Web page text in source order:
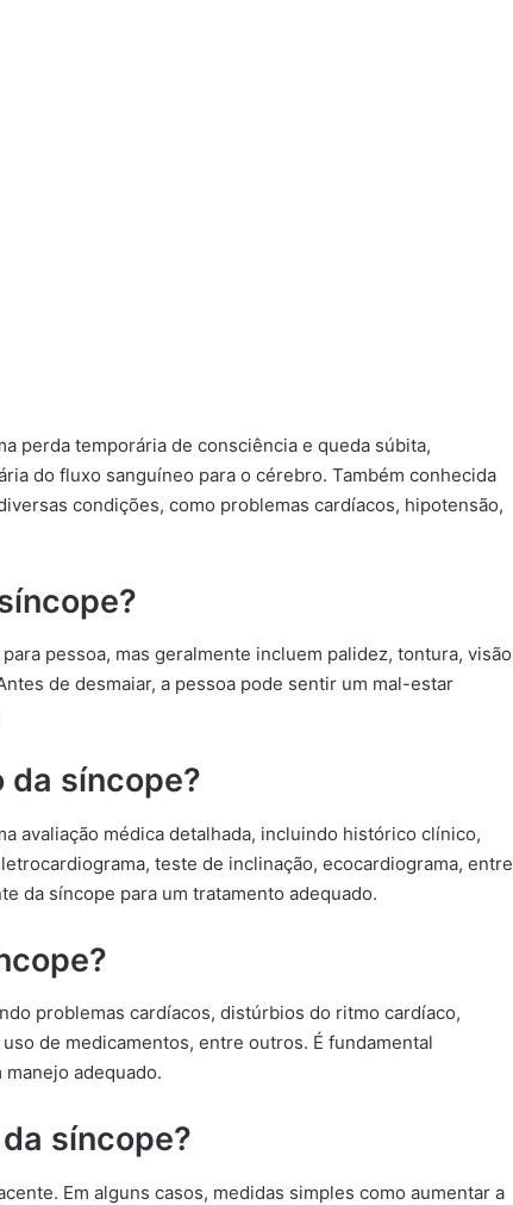
perda temporária de consciência e queda súbita,
do fluxo sanguíneo para o cérebro. Também conhecida
condições, como problemas cardíacos, hipotensão,
pessoa, mas geralmente incluem palidez, tontura, visão
de desmaiar, a pessoa pode sentir um mal-estar
da síncope?
avaliação médica detalhada, incluindo histórico clínico,
teste de inclinação, ecocardiograma, entre
da síncope para um tratamento adequado.
problemas cardíacos, distúrbios do ritmo cardíaco,
de medicamentos, entre outros. É fundamental
adequado.
síncope?
Em alguns casos, medidas simples como aumentar a